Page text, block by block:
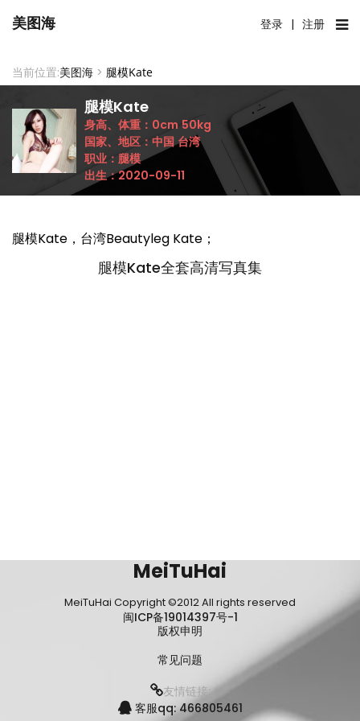
美图海 登录 | 注册
当前位置:美图海 > 腿模Kate
腿模Kate
身高、体重： 0cm 50kg
国家、地区： 中国 台湾
职业： 腿模
出生：2020-09-11
腿模Kate，台湾Beautyleg Kate；
腿模Kate全套高清写真集
MeiTuHai
MeiTuHai Copyright ©2012 All rights reserved
闽ICP备19014397号-1
版权申明
常见问题
友情链接:
客服qq: 466805461